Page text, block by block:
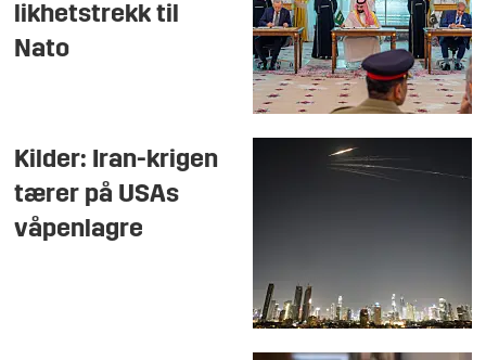
likhetstrekk til
Nato
Kilder: Iran-krigen
tærer på USAs
våpenlagre